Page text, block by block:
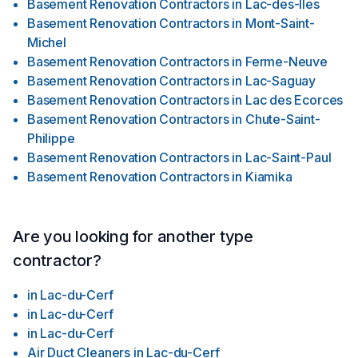
pour répondre aux besoins spécifiques de chaque
entreprise. Que ce soit pour des bureaux, des magasins ou
des installations industrielles, nous sommes équipés pour
gérer des projets de toutes tailles et de toutes complexités.
nous engageons à fournir des services de la plus haute
qualité à nos clients. Notre équipe est composée de
professionnels qualifiés et expérimentés, qui travaillent avec
dévouement pour assurer la réussite de chaque projet. Nous
accordons une grande importance à la satisfaction de nos
clients, en offrant un service personnalisé, des solutions
Basement Renovation Contractors in Lac-des-Îles
Basement Renovation Contractors in Mont-Saint-
Michel
Basement Renovation Contractors in Ferme-Neuve
Basement Renovation Contractors in Lac-Saguay
Basement Renovation Contractors in Lac des Ecorces
Basement Renovation Contractors in Chute-Saint-
Philippe
Basement Renovation Contractors in Lac-Saint-Paul
Basement Renovation Contractors in Kiamika
Are you looking for another type
contractor?
in Lac-du-Cerf
in Lac-du-Cerf
in Lac-du-Cerf
Air Duct Cleaners in Lac-du-Cerf